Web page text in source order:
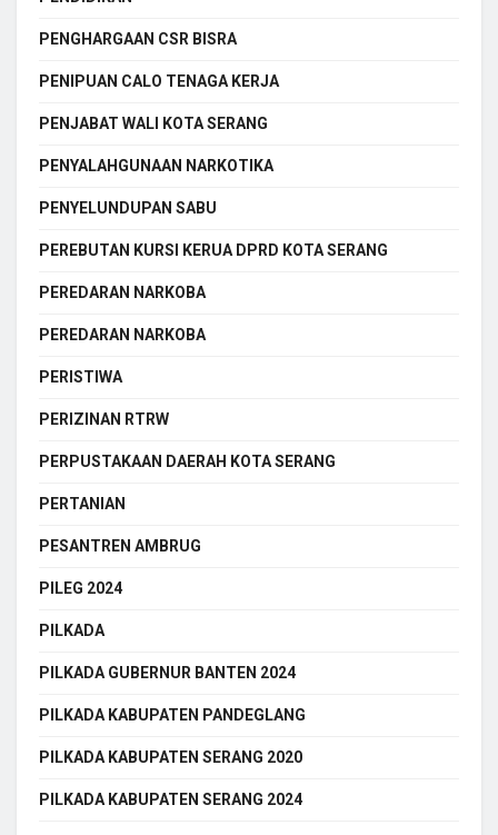
PENGHARGAAN CSR BISRA
PENIPUAN CALO TENAGA KERJA
PENJABAT WALI KOTA SERANG
PENYALAHGUNAAN NARKOTIKA
PENYELUNDUPAN SABU
PEREBUTAN KURSI KERUA DPRD KOTA SERANG
PEREDARAN NARKOBA
PEREDARAN NARKOBA
PERISTIWA
PERIZINAN RTRW
PERPUSTAKAAN DAERAH KOTA SERANG
PERTANIAN
PESANTREN AMBRUG
PILEG 2024
PILKADA
PILKADA GUBERNUR BANTEN 2024
PILKADA KABUPATEN PANDEGLANG
PILKADA KABUPATEN SERANG 2020
PILKADA KABUPATEN SERANG 2024